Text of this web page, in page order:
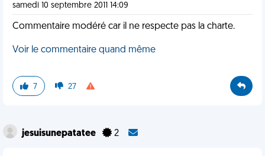
samedi 10 septembre 2011 14:09
Commentaire modéré car il ne respecte pas la charte.
Voir le commentaire quand même
7 27
jesuisunepatatee 2